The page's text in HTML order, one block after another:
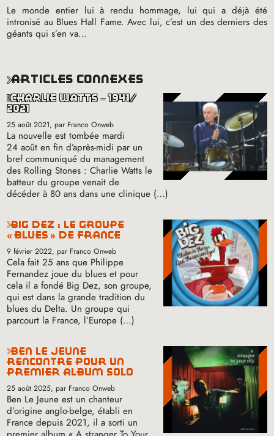
Le monde entier lui à rendu hommage, lui qui a déjà été
intronisé au Blues Hall Fame. Avec lui, c’est un des derniers des
géants qui s’en va…
articles connexes
charlie watts – 1941/
2021
25 août 2021, par Franco Onweb
La nouvelle est tombée mardi
24 août en fin d’après-midi par un
bref communiqué du management
des Rolling Stones : Charlie Watts le
batteur du groupe venait de
décéder à 80 ans dans une clinique (…)
big dez : le groupe
« blues » de france
9 février 2022, par Franco Onweb
Cela fait 25 ans que Philippe
Fernandez joue du blues et pour
cela il a fondé Big Dez, son groupe,
qui est dans la grande tradition du
blues du Delta. Un groupe qui
parcourt la France, l’Europe (…)
ben le jeune
rencontre pour un
premier album solo
25 août 2025, par Franco Onweb
Ben Le Jeune est un chanteur
d’origine anglo-belge, établi en
France depuis 2021, il a sorti un